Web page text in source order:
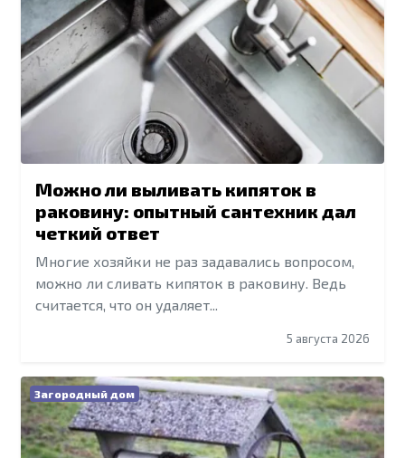
Можно ли выливать кипяток в
раковину: опытный сантехник дал
четкий ответ
Многие хозяйки не раз задавались вопросом,
можно ли сливать кипяток в раковину. Ведь
считается, что он удаляет...
5 августа 2026
Загородный дом